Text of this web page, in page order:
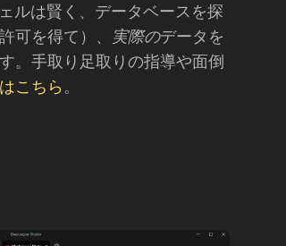
ルは賢く、データベースを探
可を得て）、 実際のデータを
。手取り足取りの指導や面倒
こちら 。